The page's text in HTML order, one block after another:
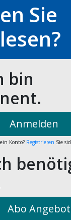
Sie
bin
Anmelden
Konto? Registrieren Sie
Abo